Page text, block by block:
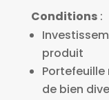
Conditions:
produit
Portefeuille
de bien